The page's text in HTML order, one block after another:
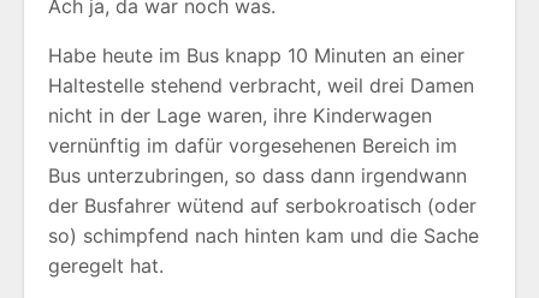
Ach ja, da war noch was.
Habe heute im Bus knapp 10 Minuten an einer
Haltestelle stehend verbracht, weil drei Damen
nicht in der Lage waren, ihre Kinderwagen
vernünftig im dafür vorgesehenen Bereich im
Bus unterzubringen, so dass dann irgendwann
der Busfahrer wütend auf serbokroatisch (oder
so) schimpfend nach hinten kam und die Sache
geregelt hat.